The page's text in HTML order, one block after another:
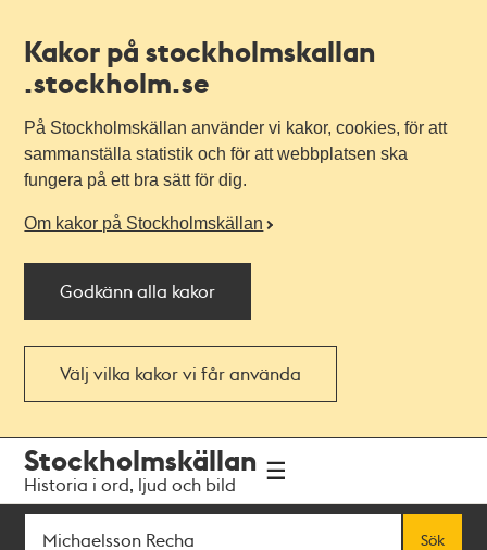
Kakor på stockholmskallan
.stockholm.se
På Stockholmskällan använder vi kakor, cookies, för att
sammanställa statistik och för att webbplatsen ska
fungera på ett bra sätt för dig.
Om kakor på Stockholmskällan
Godkänn alla kakor
Välj vilka kakor vi får använda
navigationen
huvudinnehållet
Stockholmskällan
Historia i ord, ljud och bild
Sök
Sök